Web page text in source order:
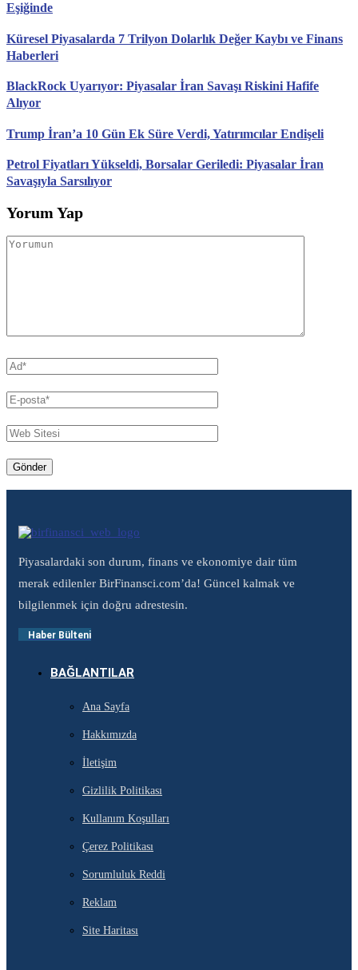
Eşiğinde
Küresel Piyasalarda 7 Trilyon Dolarlık Değer Kaybı ve Finans
Haberleri
BlackRock Uyarıyor: Piyasalar İran Savaşı Riskini Hafife
Alıyor
Trump İran’a 10 Gün Ek Süre Verdi, Yatırımcılar Endişeli
Petrol Fiyatları Yükseldi, Borsalar Geriledi: Piyasalar İran
Savaşıyla Sarsılıyor
Yorum Yap
Piyasalardaki son durum, finans ve ekonomiye dair tüm
merak edilenler BirFinansci.com’da! Güncel kalmak ve
bilgilenmek için doğru adrestesin.
Haber Bülteni
BAĞLANTILAR
Ana Sayfa
Hakkımızda
İletişim
Gizlilik Politikası
Kullanım Koşulları
Çerez Politikası
Sorumluluk Reddi
Reklam
Site Haritası